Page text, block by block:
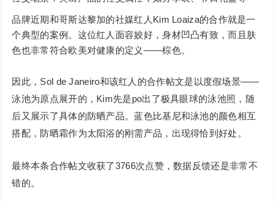
品牌近期和哥斯达黎加的社媒红人Kim Loaiza的合作就是一
个典型的案例。这位红人面容姣好，身材凹凸有致，而且肤
色也非常符合欧美对健康的定义——棕色。
因此，Sol de Janeiro和该红人的合作帖文是以度假场景——
泳池为原点展开的，Kim先是po出了极具眼球的泳池照，随
后又展示了具体的防晒产品。蓝色比基尼和泳池的颜色相互
搭配，防晒霜作为太阳浴的刚需产品，出现得恰到好处。
最终本条合作帖文收获了3766次点赞，数据反馈还是非常不
错的。